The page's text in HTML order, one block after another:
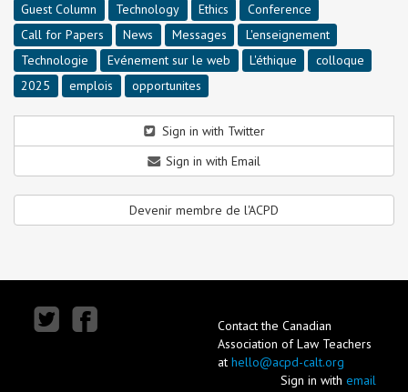
Guest Column Technology Ethics
Conference
Call for Papers
News Messages
L'enseignement
Technologie
Evénement sur le web L'éthique
colloque
2025
emplois opportunites
Sign in with Twitter
Sign in with Email
Devenir membre de l'ACPD
Contact the Canadian
Association of Law Teachers
at hello@acpd-calt.org
Sign in with email